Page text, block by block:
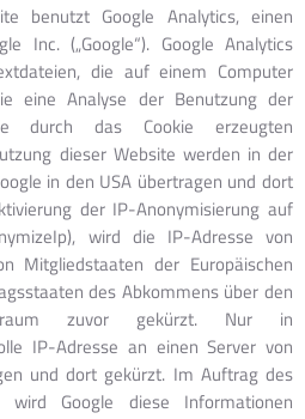
benutzt Google Analytics, einen
Inc. („Google“). Google Analytics
die auf einem Computer
eine Analyse der Benutzung der
durch das Cookie erzeugten
dieser Website werden in der
in den USA übertragen und dort
der IP-Anonymisierung auf
wird die IP-Adresse von
Mitgliedstaaten der Europäischen
des Abkommens über den
zuvor gekürzt. Nur in
IP-Adresse an einen Server von
und dort gekürzt. Im Auftrag des
wird Google diese Informationen